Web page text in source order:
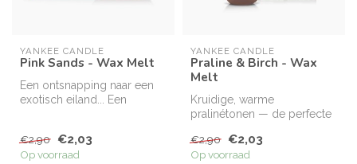
YANKEE CANDLE
Pink Sands - Wax Melt
Een ontsnapping naar een
exotisch eiland... Een
€2,90
€2,03
Op voorraad
YANKEE CANDLE
Praline & Birch - Wax
Melt
Kruidige, warme
pralinétonen — de perfecte
houtvuur.
€2,90 €2,03
Op voorraad